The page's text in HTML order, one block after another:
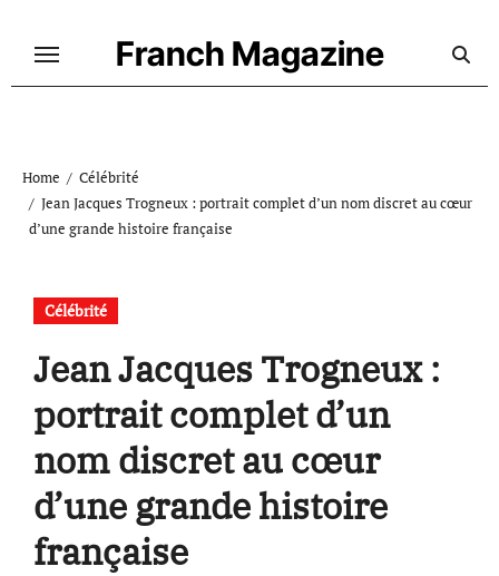
Franch Magazine
Home
Célébrité
Jean Jacques Trogneux : portrait complet d’un nom discret au cœur
d’une grande histoire française
Célébrité
Jean Jacques Trogneux :
portrait complet d’un
nom discret au cœur
d’une grande histoire
française